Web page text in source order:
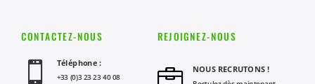
CONTACTEZ-NOUS
 Téléphone :
+33 (0)3 23 23 40 08
REJOIGNEZ-NOUS
 NOUS RECRUTONS !